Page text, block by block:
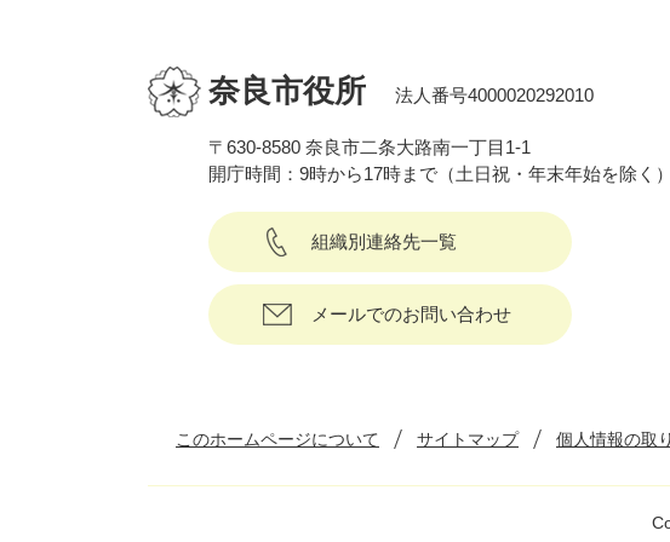
奈良市役所 法人番号4000020292010
〒630-8580 奈良市二条大路南一丁目1-1
開庁時間：9時から17時まで（土日祝・年末年始を除く）
組織別連絡先一覧
メールでのお問い合わせ
このホームページについて サイトマップ 個人情報の取